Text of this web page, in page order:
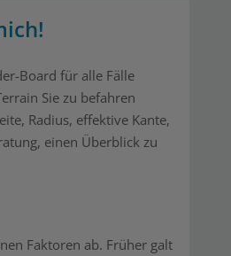
Board für alle Fälle
Sie zu befahren
Radius, effektive Kante,
einen Überblick zu
Faktoren ab. Früher galt